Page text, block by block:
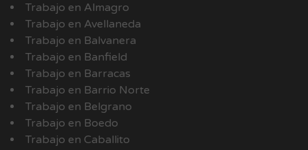
Trabajo en Almagro
Trabajo en Avellaneda
Trabajo en Balvanera
Trabajo en Banfield
Trabajo en Barracas
Trabajo en Barrio Norte
Trabajo en Belgrano
Trabajo en Boedo
Trabajo en Caballito